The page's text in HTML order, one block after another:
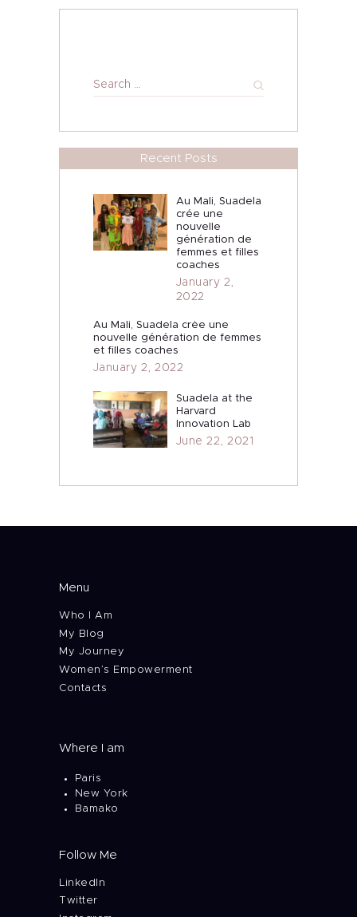
Search
for:
Recent Posts
Au Mali, Suadela
crée une
nouvelle
génération de
femmes et filles
coaches
January 2,
2022
Au Mali, Suadela crée une
nouvelle génération de femmes
et filles coaches
January 2, 2022
Suadela at the
Harvard
Innovation Lab
June 22, 2021
Menu
Who I Am
My Blog
My Journey
Women’s Empowerment
Contacts
Where I am
Paris
New York
Bamako
Follow Me
LinkedIn
Twitter